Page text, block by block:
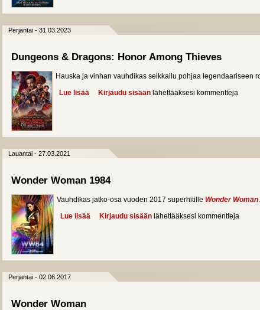
Perjantai - 31.03.2023
Dungeons & Dragons: Honor Among Thieves
Hauska ja vinhan vauhdikas seikkailu pohjaa legendaariseen
Lue lisää about Dungeons & Dragons: Honor Among Thieves
Kirjaudu sisään lähettääksesi kommentteja
Lauantai - 27.03.2021
Wonder Woman 1984
Vauhdikas jatko-osa vuoden 2017 superhitille Wonder Woman.
Lue lisää about Wonder Woman 1984
Kirjaudu sisään lähettääksesi kommentteja
Perjantai - 02.06.2017
Wonder Woman